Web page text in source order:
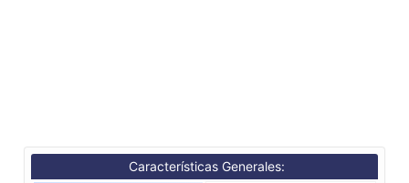
Características Generales: